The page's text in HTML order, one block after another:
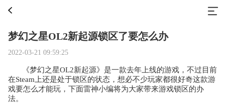
梦幻之星OL2新起源锁区了要怎么办
2022-03-21 09:59:25
《梦幻之星OL2新起源》是一款去年上线的游戏，不过目前
在Steam上还是处于锁区的状态，想必不少玩家都很好奇这款游
戏要怎么才能玩，下面雷神小编将为大家带来游戏锁区的办
法。